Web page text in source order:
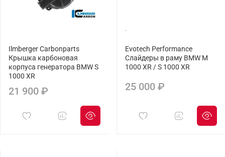
Ilmberger Carbonparts
Крышка карбоновая
корпуса генератора BMW S
1000 XR
21 900 ₽
Evotech Performance
Слайдеры в раму BMW M
1000 XR / S 1000 XR
25 000 ₽